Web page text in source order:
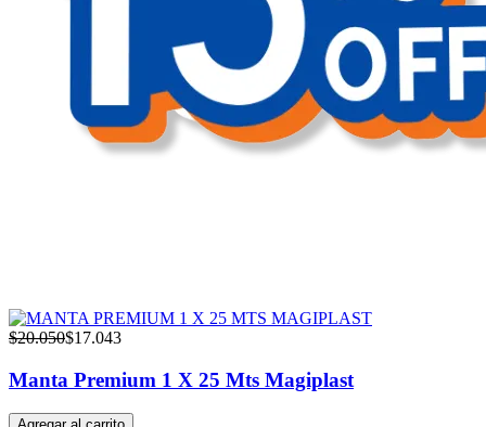
$20.050$17.043
Manta Premium 1 X 25 Mts Magiplast